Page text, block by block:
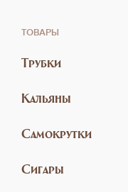
ТОВАРЫ
Трубки
Кальяны
Самокрутки
Сигары